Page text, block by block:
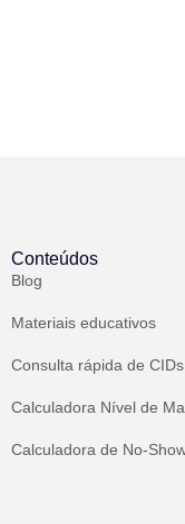
Conteúdos
Blog
Materiais educativos
Consulta rápida de CIDs
Calculadora Nível de
Calculadora de No-